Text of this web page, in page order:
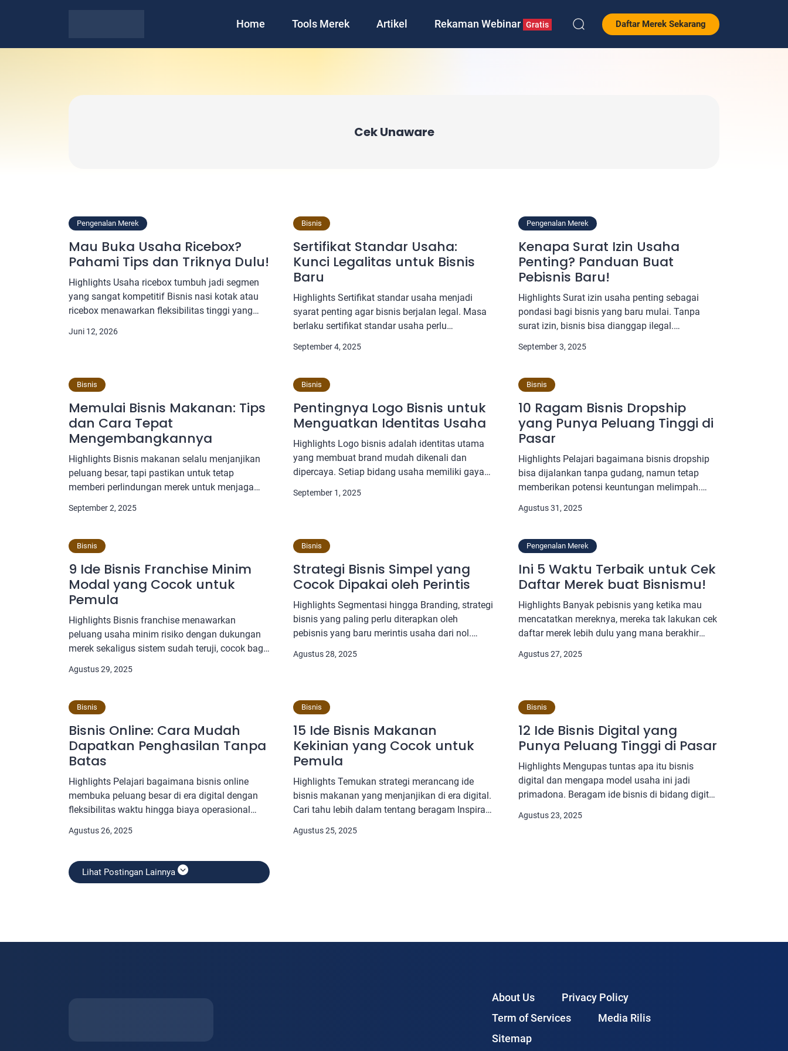
Home Tools Merek Artikel Rekaman Webinar Gratis Daftar Merek Sekarang
Cek Unaware
Pengenalan Merek
Mau Buka Usaha Ricebox?
Pahami Tips dan Triknya Dulu!
Highlights Usaha ricebox tumbuh jadi segmen
yang sangat kompetitif Bisnis nasi kotak atau
ricebox menawarkan fleksibilitas tinggi yang
kecil dengan modal variatif Bisnis ricebox yang
mudah orang ingat Segera lakukan pengecekan
nama brand yang […]
Juni 12, 2026
Bisnis
Sertifikat Standar Usaha:
Kunci Legalitas untuk Bisnis
Baru
Highlights Sertifikat standar usaha menjadi
syarat penting agar bisnis berjalan legal. Masa
berlaku sertifikat standar usaha perlu
baru wajib memahami prosedur pendaftaran
usaha membantu membuka peluang kerjasama
sebuah usaha tidak pernah lepas dari berbagai
tantangan, terutama dalam urusan perizinan
dan kepatuhan […]
September 4, 2025
Pengenalan Merek
Kenapa Surat Izin Usaha
Penting? Panduan Buat
Pebisnis Baru!
Highlights Surat izin usaha penting sebagai
pondasi bagi bisnis yang baru mulai. Tanpa
surat izin, bisnis bisa dianggap ilegal.
lewat OSS. Mebiso bisa membantu
legalitas bisnis selanjutnya. Pentingnya Surat
pebisnis yang baru memulai kiprah usahanya,
seringkali […]
September 3, 2025
Bisnis
Memulai Bisnis Makanan: Tips
dan Cara Tepat
Mengembangkannya
Highlights Bisnis makanan selalu menjanjikan
peluang besar, tapi pastikan untuk tetap
memberi perlindungan merek untuk menjaga
pasar jadi langkah utama agar bisnis makanan
merek terdaftar sangat penting supaya nama
lain di pasar. Pemasaran digital, menjaga […]
September 2, 2025
Bisnis
Pentingnya Logo Bisnis untuk
Menguatkan Identitas Usaha
Highlights Logo bisnis adalah identitas utama
yang membuat brand mudah dikenali dan
dipercaya. Setiap bidang usaha memiliki gaya
travel. Membuat logo keren harus unik, mudah
serta hak cipta agar aman secara hukum. Cek
logo online membantu memastikan logo […]
September 1, 2025
Bisnis
10 Ragam Bisnis Dropship
yang Punya Peluang Tinggi di
Pasar
Highlights Pelajari bagaimana bisnis dropship
bisa dijalankan tanpa gudang, namun tetap
memberikan potensi keuntungan melimpah.
merancang strategi pemasaran kreatif yang
kesuksesan. Kenali beragam kategori produk
guna menentukan pilihan barang dengan
peluang pasar besar. Temukan rancangan
usaha […]
Agustus 31, 2025
Bisnis
9 Ide Bisnis Franchise Minim
Modal yang Cocok untuk
Pemula
Highlights Bisnis franchise menawarkan
peluang usaha minim risiko dengan dukungan
merek sekaligus sistem sudah teruji, cocok bagi
utama franchise meliputi efisiensi waktu,
strategi pemasaran terarah, dan potensi
juta sangat beragam, mulai dari makanan cepat
saji, minuman kekinian, laundry, […]
Agustus 29, 2025
Bisnis
Strategi Bisnis Simpel yang
Cocok Dipakai oleh Perintis
Highlights Segmentasi hingga Branding, strategi
bisnis yang paling perlu diterapkan oleh
pebisnis yang baru merintis usaha dari nol.
pemula di era digital mencakup penggunaan
strategi yang relevan diterapkan oleh semua
jenis usaha, salah satunya inovasi produk.
Pendaftaran merek perlu […]
Agustus 28, 2025
Pengenalan Merek
Ini 5 Waktu Terbaik untuk Cek
Daftar Merek buat Bisnismu!
Highlights Banyak pebisnis yang ketika mau
mencatatkan mereknya, mereka tak lakukan cek
daftar merek lebih dulu yang mana berakhir
bisa membantu bisnis khususnya dalam hal
yang krusial untuk kamu mulai lakukan cek
merek terdaftar karena di […]
Agustus 27, 2025
Bisnis
Bisnis Online: Cara Mudah
Dapatkan Penghasilan Tanpa
Batas
Highlights Pelajari bagaimana bisnis online
membuka peluang besar di era digital dengan
fleksibilitas waktu hingga biaya operasional
membangun bisnis jualan online, bisa dibangun
apa saja yang dapat dijalankan secara online
tanpa modal, dan bisa dilakukan dari rumah.
Agustus 26, 2025
Bisnis
15 Ide Bisnis Makanan
Kekinian yang Cocok untuk
Pemula
Highlights Temukan strategi merancang ide
bisnis makanan yang menjanjikan di era digital.
Cari tahu lebih dalam tentang beragam Inspirasi
perhatian konsumen. Beberapa rekomendasi ide
Agustus 25, 2025
Bisnis
12 Ide Bisnis Digital yang
Punya Peluang Tinggi di Pasar
Highlights Mengupas tuntas apa itu bisnis
digital dan mengapa model usaha ini jadi
primadona. Beragam ide bisnis di bidang digital
membangunnya dari nol. Menelisik beragam
Agustus 23, 2025
Lihat Postingan Lainnya
About Us
Privacy Policy
Term of Services
Media Rilis
Sitemap